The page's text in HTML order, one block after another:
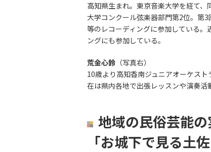
高知県生まれ。東京音楽大学を経て
大学コンクール弦楽器部門第2位。第
等のレコーディングに参加している
ングにも参加している。
荒金心鈴 （写真右）
10歳より高知香南ジュニアオーケス
在は県内各地で出張レッスンや演奏
地域の民俗芸能の
「お城下で見る土